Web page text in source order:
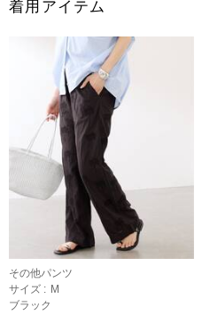
着用アイテム
その他パンツ
サイズ : M
ブラック